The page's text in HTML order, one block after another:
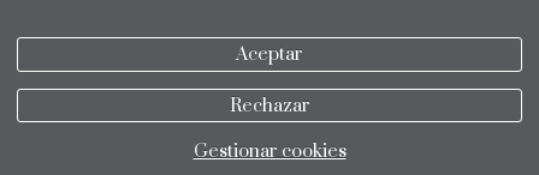
Aceptar
Rechazar
Gestionar cookies